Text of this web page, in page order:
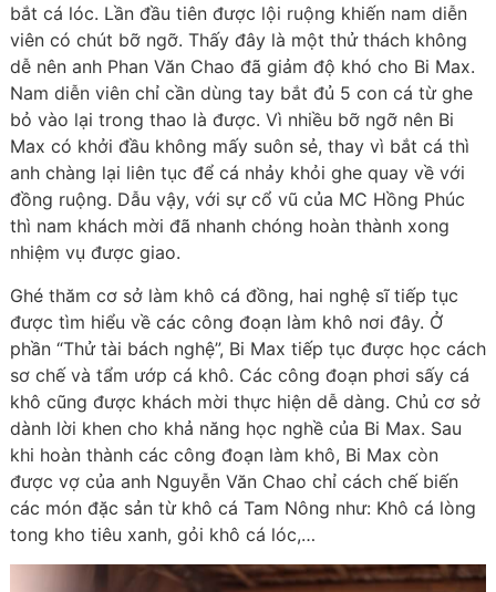
bắt cá lóc. Lần đầu tiên được lội ruộng khiến nam diễn
viên có chút bỡ ngỡ. Thấy đây là một thử thách không
dễ nên anh Phan Văn Chao đã giảm độ khó cho Bi Max.
Nam diễn viên chỉ cần dùng tay bắt đủ 5 con cá từ ghe
bỏ vào lại trong thao là được. Vì nhiều bỡ ngỡ nên Bi
Max có khởi đầu không mấy suôn sẻ, thay vì bắt cá thì
anh chàng lại liên tục để cá nhảy khỏi ghe quay về với
đồng ruộng. Dẫu vậy, với sự cổ vũ của MC Hồng Phúc
thì nam khách mời đã nhanh chóng hoàn thành xong
nhiệm vụ được giao.
Ghé thăm cơ sở làm khô cá đồng, hai nghệ sĩ tiếp tục
được tìm hiểu về các công đoạn làm khô nơi đây. Ở
phần “Thử tài bách nghệ”, Bi Max tiếp tục được học cách
sơ chế và tẩm ướp cá khô. Các công đoạn phơi sấy cá
khô cũng được khách mời thực hiện dễ dàng. Chủ cơ sở
dành lời khen cho khả năng học nghề của Bi Max. Sau
khi hoàn thành các công đoạn làm khô, Bi Max còn
được vợ của anh Nguyễn Văn Chao chỉ cách chế biến
các món đặc sản từ khô cá Tam Nông như: Khô cá lòng
tong kho tiêu xanh, gỏi khô cá lóc,…